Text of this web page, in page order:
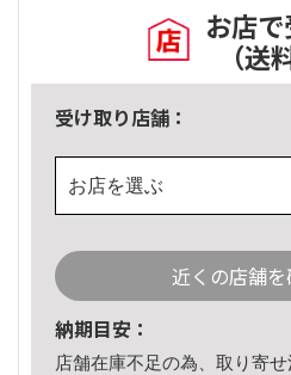
お店
（送
受け取り店舗：
お店を選ぶ
近くの店舗
納期目安：
店舗在庫不足の為、取り寄せ